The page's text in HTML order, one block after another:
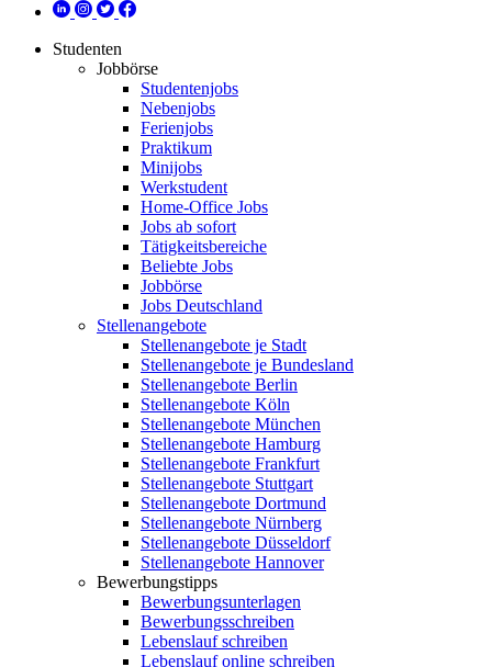
Studenten
Jobbörse
Studentenjobs
Nebenjobs
Ferienjobs
Praktikum
Minijobs
Werkstudent
Home-Office Jobs
Jobs ab sofort
Tätigkeitsbereiche
Beliebte Jobs
Jobbörse
Jobs Deutschland
Stellenangebote
Stellenangebote je Stadt
Stellenangebote je Bundesland
Stellenangebote Berlin
Stellenangebote Köln
Stellenangebote München
Stellenangebote Hamburg
Stellenangebote Frankfurt
Stellenangebote Stuttgart
Stellenangebote Dortmund
Stellenangebote Nürnberg
Stellenangebote Düsseldorf
Stellenangebote Hannover
Bewerbungstipps
Bewerbungsunterlagen
Bewerbungsschreiben
Lebenslauf schreiben
Lebenslauf online schreiben